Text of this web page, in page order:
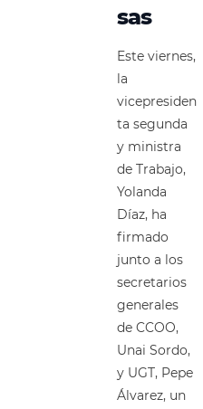
sas
Este viernes,
la
vicepresiden
ta segunda
y ministra
de Trabajo,
Yolanda
Díaz, ha
firmado
junto a los
secretarios
generales
de CCOO,
Unai Sordo,
y UGT, Pepe
Álvarez, un